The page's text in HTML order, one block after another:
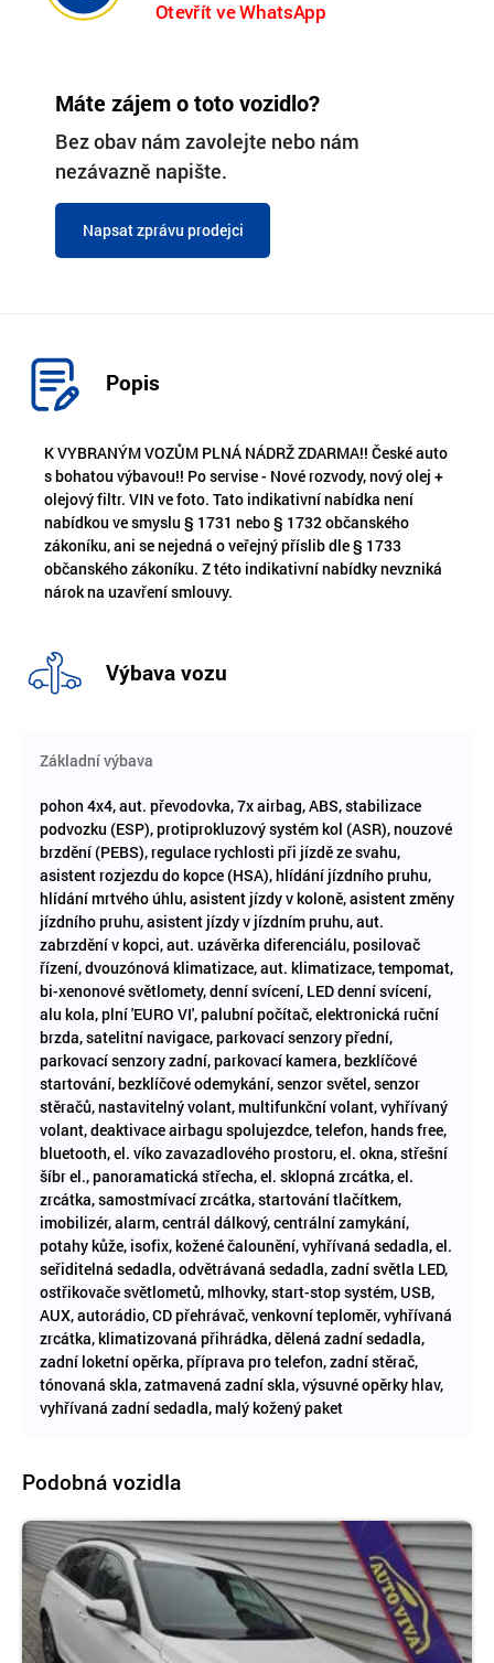
Otevřít ve WhatsApp
Máte zájem o toto vozidlo?
Bez obav nám zavolejte nebo nám
nezávazně napište.
Napsat zprávu prodejci
Popis
K VYBRANÝM VOZŮM PLNÁ NÁDRŽ ZDARMA!! České auto
s bohatou výbavou!! Po servise - Nové rozvody, nový olej +
olejový filtr. VIN ve foto. Tato indikativní nabídka není
nabídkou ve smyslu § 1731 nebo § 1732 občanského
zákoníku, ani se nejedná o veřejný příslib dle § 1733
občanského zákoníku. Z této indikativní nabídky nevzniká
nárok na uzavření smlouvy.
Výbava vozu
Základní výbava
pohon 4x4, aut. převodovka, 7x airbag, ABS, stabilizace
podvozku (ESP), protiprokluzový systém kol (ASR), nouzové
brzdění (PEBS), regulace rychlosti při jízdě ze svahu,
asistent rozjezdu do kopce (HSA), hlídání jízdního pruhu,
hlídání mrtvého úhlu, asistent jízdy v koloně, asistent změny
jízdního pruhu, asistent jízdy v jízdním pruhu, aut.
zabrzdění v kopci, aut. uzávěrka diferenciálu, posilovač
řízení, dvouzónová klimatizace, aut. klimatizace, tempomat,
bi-xenonové světlomety, denní svícení, LED denní svícení,
alu kola, plní 'EURO VI', palubní počítač, elektronická ruční
brzda, satelitní navigace, parkovací senzory přední,
parkovací senzory zadní, parkovací kamera, bezklíčové
startování, bezklíčové odemykání, senzor světel, senzor
stěračů, nastavitelný volant, multifunkční volant, vyhřívaný
volant, deaktivace airbagu spolujezdce, telefon, hands free,
bluetooth, el. víko zavazadlového prostoru, el. okna, střešní
šíbr el., panoramatická střecha, el. sklopná zrcátka, el.
zrcátka, samostmívací zrcátka, startování tlačítkem,
imobilizér, alarm, centrál dálkový, centrální zamykání,
potahy kůže, isofix, kožené čalounění, vyhřívaná sedadla, el.
seřiditelná sedadla, odvětrávaná sedadla, zadní světla LED,
ostřikovače světlometů, mlhovky, start-stop systém, USB,
AUX, autorádio, CD přehrávač, venkovní teploměr, vyhřívaná
zrcátka, klimatizovaná přihrádka, dělená zadní sedadla,
zadní loketní opěrka, příprava pro telefon, zadní stěrač,
tónovaná skla, zatmavená zadní skla, výsuvné opěrky hlav,
vyhřívaná zadní sedadla, malý kožený paket
Podobná vozidla